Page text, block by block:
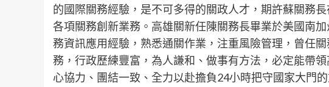
的國際關務經驗，是不可多得的關政人才，期許蘇關務
各項關務創新業務。高雄關新任陳關務長畢業於美國南
務資訊應用經驗，熟悉通關作業，注重風險管理，曾任
務，行政歷練豐富，為人謙和、做事有方法，必定能帶
心協力、團結一致、全力以赴擔負24小時把守國家大門